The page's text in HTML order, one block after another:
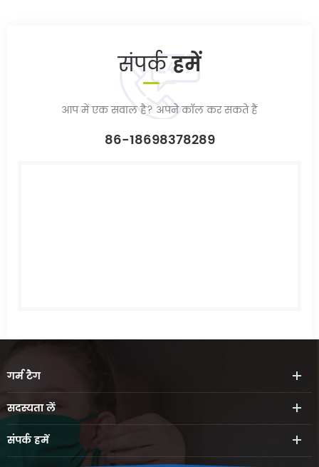
संपर्कहमें
आप में एक सवाल है? अपने कॉल कर सकते हैं
86-18698378289
गर्मटैग
सदस्यता लें
संपर्कहमें